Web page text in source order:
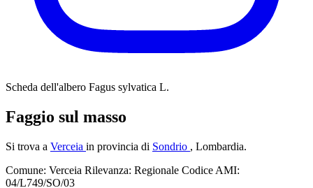
Scheda dell'albero Fagus sylvatica L.
Faggio sul masso
Si trova a Verceia in provincia di Sondrio , Lombardia.
Comune: Verceia Rilevanza: Regionale Codice AMI:
04/L749/SO/03